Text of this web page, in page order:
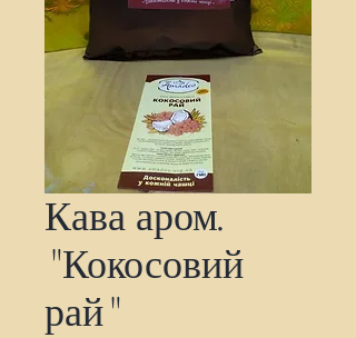
Кава аром.
"Кокосовий
рай"